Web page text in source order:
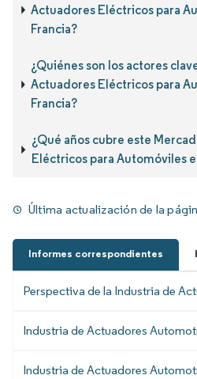
Actuadores Eléctricos para
Francia?
¿Quiénes son los actores
Actuadores Eléctricos para
Francia?
¿Qué años cubre este
Eléctricos para Automóviles
Última actualización de la
Informes correspondientes
Perspectiva de la Industria de
Industria de Actuadores
Industria de Actuadores